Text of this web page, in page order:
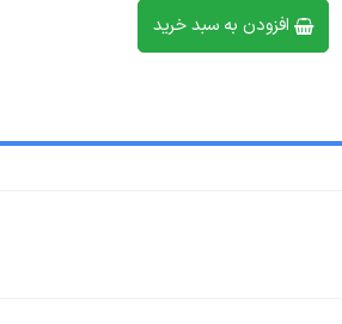
افزودن به سبد خرید